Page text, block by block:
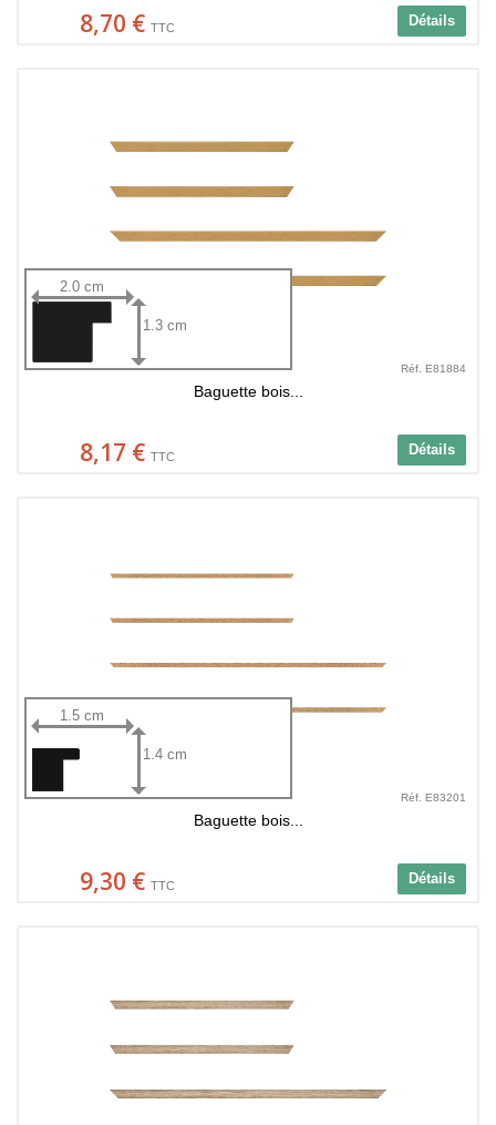
Détails
8,70 € TTC
2.0 cm
1.3 cm
Réf. E81884
Baguette bois...
Détails
8,17 € TTC
1.5 cm
1.4 cm
Réf. E83201
Baguette bois...
Détails
9,30 € TTC